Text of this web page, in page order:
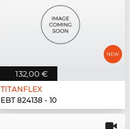
132,00 €
TITANFLEX
EBT 824138 - 10